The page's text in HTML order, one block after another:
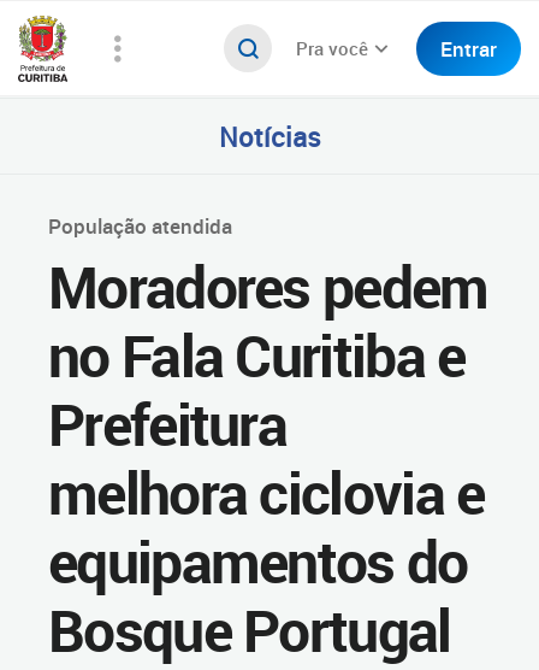
Pra você Entrar
Notícias
População atendida
Moradores pedem
no Fala Curitiba e
Prefeitura
melhora ciclovia e
equipamentos do
Bosque Portugal